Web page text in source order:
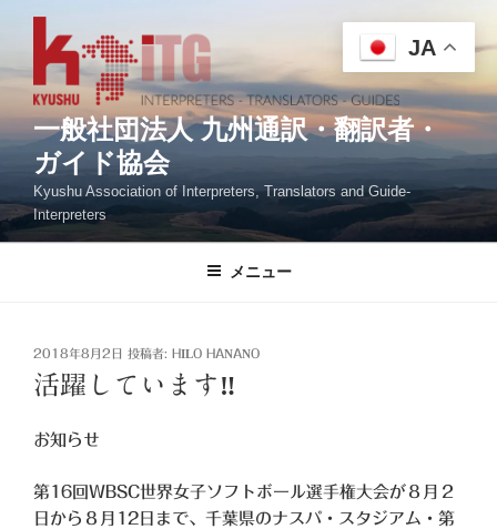
テ
ツ
へ
キ
ッ
一般社団法人 九州通訳・翻訳者・
ガイド協会
Kyushu Association of Interpreters, Translators and Guide-
Interpreters
メニュー
投
稿
日:
2018年8月2日 投稿者: HILO HANANO
活躍しています‼
お知らせ
第16回WBSC世界女子ソフトボール選手権大会が８月２
日から８月12日まで、千葉県のナスパ・スタジアム・第
JA